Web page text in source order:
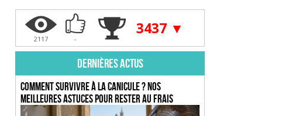
2117 -
3437 ▼
Dernières actus
Comment survivre à la canicule ? Nos
meilleures astuces pour rester au frais